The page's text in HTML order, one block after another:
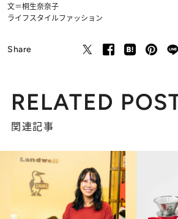
文＝桐生奈奈子
ライフスタイルファッション
Share
RELATED
関連記事